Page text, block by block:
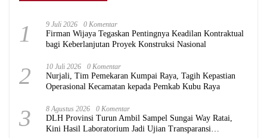
1 9 Juli 2026 0 Komentar
Firman Wijaya Tegaskan Pentingnya Keadilan Kontraktual
bagi Keberlanjutan Proyek Konstruksi Nasional
2 10 Juli 2026 0 Komentar
Nurjali, Tim Pemekaran Kumpai Raya, Tagih Kepastian
Operasional Kecamatan kepada Pemkab Kubu Raya
3 8 Agustus 2026 0 Komentar
DLH Provinsi Turun Ambil Sampel Sungai Way Ratai,
Kini Hasil Laboratorium Jadi Ujian Transparansi